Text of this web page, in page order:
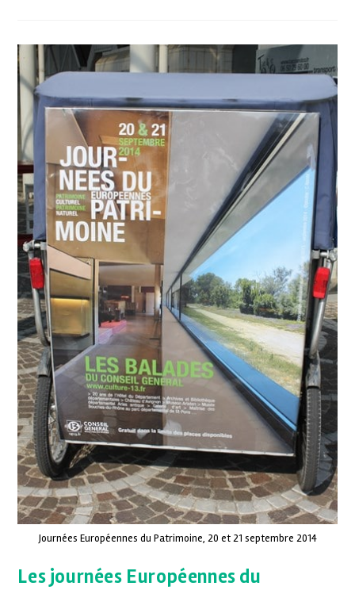
Journées Européennes du Patrimoine, 20 et 21 septembre 2014
Les journées Européennes du